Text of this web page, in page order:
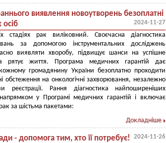
виявлення новоутворень безоплатні
2024-11-27
стадіях рак виліковний. Своєчасна діагностика
за допомогою інструментальних досліджень
виявляти хворобу, підвищує шанси на успішне
рятує життя. Програма медичних гарантій дає
громадянину України безоплатно проходити
обстеження на онкологічні захворювання, незалежно
Рання діагностика найпоширеніших
у Програмі медичних гарантій і включає
за шістьма пакетами:
Докладніше
- допомога тим, хто її потребує! 2024-11-26